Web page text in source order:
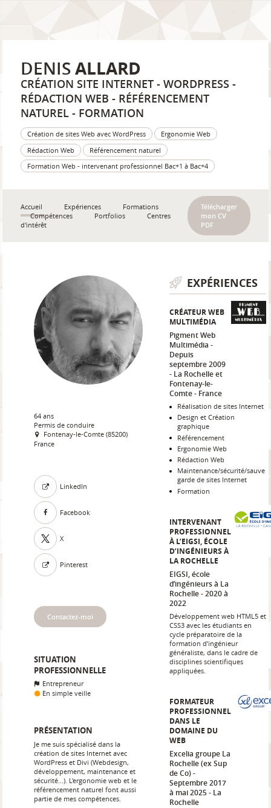
DENIS ALLARD
CRÉATION SITE INTERNET - WORDPRESS -
RÉDACTION WEB - RÉFÉRENCEMENT
NATUREL - FORMATION
Création de sites Web avec WordPress
Ergonomie Web
Rédaction Web
Référencement naturel
Formation Web - intervenant professionnel Bac+1 à Bac+4
Accueil Expériences
Formations
Compétences
Portfolios
Centres
d'intérêt
Télécharger
mon CV
PDF
64 ans
Permis de conduire
Fontenay-le-Comte (85200)
France
LinkedIn
Facebook
X
Pinterest
Contactez-moi
SITUATION
PROFESSIONNELLE
Entrepreneur
En simple veille
PRÉSENTATION
Je me suis spécialisé dans la
création de sites Internet avec
WordPress et Divi (Webdesign,
développement, maintenance et
sécurité...). L'ergonomie web et le
référencement naturel font aussi
partie de mes compétences.
EXPÉRIENCES
CRÉATEUR WEB
MULTIMÉDIA
Pigment Web
Multimédia
Depuis
septembre 2009
La Rochelle et
Fontenay-le-
Comte
France
Réalisation de sites Internet
Design et Création
graphique
Référencement
Ergonomie Web
Rédaction Web
Maintenance/sécurité/sauve
garde de sites Internet
Formation
INTERVENANT
PROFESSIONNEL
À L’EIGSI, ÉCOLE
D’INGÉNIEURS À
LA ROCHELLE
EIGSI, école
d’ingénieurs à La
Rochelle
2020 à
2022
Développement web HTML5 et
CSS3 avec les étudiants en
cycle préparatoire de la
formation d’ingénieur
généraliste, dans le cadre de
disciplines scientifiques
appliquées.
FORMATEUR
PROFESSIONNEL
DANS LE
DOMAINE DU
WEB
Excelia groupe La
Rochelle (ex Sup
de Co)
Septembre 2017
à mai 2025
La
Rochelle